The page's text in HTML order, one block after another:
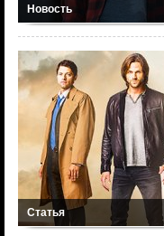
Новость
Статья